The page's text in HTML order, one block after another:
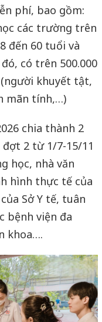
phí, bao gồm:
các trường trên
đến 60 tuổi và
có trên 500.000
khuyết tật,
mãn tính,…)
chia thành 2
2 từ 1/7-15/11
học, nhà văn
hình thực tế của
Sở Y tế, tuân
bệnh viện đa
khoa….